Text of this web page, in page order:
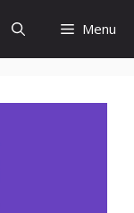
Menu